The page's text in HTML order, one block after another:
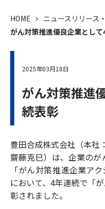
HOME
ニュースリリース
がん対策推進優良企業とし
2025年03月18日
がん対策推進
続表彰
豊田合成株式会社（本社
齋藤克巳）は、企業の
「がん対策推進企業アク
において、4年連続で「
彰されました。